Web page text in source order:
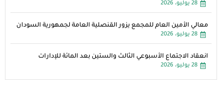
28 يوليو، 2026
معالي الأمين العام للمجمع يزور القنصلية العامة لجمهورية السودان
28 يوليو، 2026
انعقاد الاجتماع الأسبوعي الثالث والستين بعد المائة للإدارات
28 يوليو، 2026